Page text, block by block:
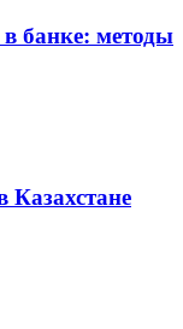
банке: методы
Казахстане